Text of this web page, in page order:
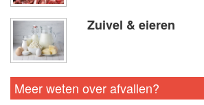
Zuivel & eieren
Meer weten over afvallen?